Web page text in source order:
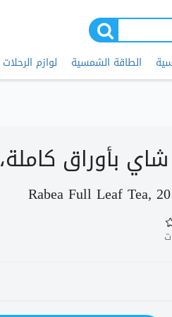
الطاقة الشمسية لوازم الرحلات
بأوراق كاملة، 20 كيس شاي
Rabea Full Leaf Tea,